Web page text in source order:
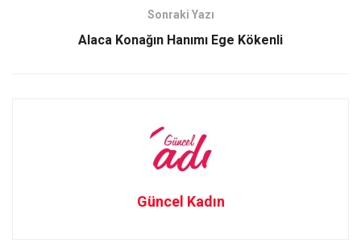
Sonraki Yazı
Alaca Konağın Hanımı Ege Kökenli
Güncel Kadın